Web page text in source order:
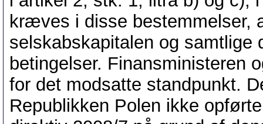
kræves i disse bestemmelser,
selskabskapitalen og samtlige
betingelser. Finansministeren
for det modsatte standpunkt.
Republikken Polen ikke